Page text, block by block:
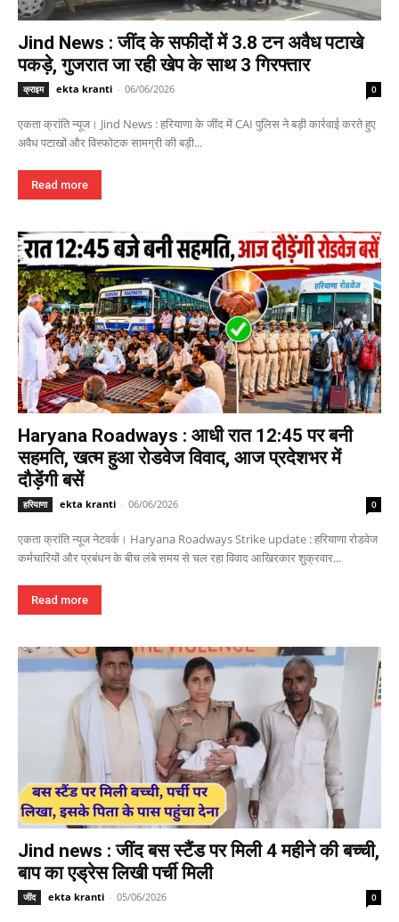
Jind News : जींद के सफीदों में 3.8 टन अवैध पटाखे
पकड़े, गुजरात जा रही खेप के साथ 3 गिरफ्तार
क्राइम ekta kranti - 06/06/2026 0
एकता क्रांति न्यूज। Jind News : हरियाणा के जींद में CAI पुलिस ने बड़ी कार्रवाई करते हुए
अवैध पटाखों और विस्फोटक सामग्री की बड़ी...
Read more
Haryana Roadways : आधी रात 12:45 पर बनी
सहमति, खत्म हुआ रोडवेज विवाद, आज प्रदेशभर में
दौड़ेंगी बसें
हरियाणा ekta kranti - 06/06/2026 0
एकता क्रांति न्यूज नेटवर्क। Haryana Roadways Strike update : हरियाणा रोडवेज
कर्मचारियों और प्रबंधन के बीच लंबे समय से चल रहा विवाद आखिरकार शुक्रवार...
Read more
Jind news : जींद बस स्टैंड पर मिली 4 महीने की बच्ची,
बाप का एड्रेस लिखी पर्ची मिली
जींद ekta kranti - 05/06/2026 0